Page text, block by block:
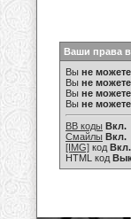
Ваши права в
Вы не можете
Вы не можете
Вы не можете
Вы не можете
BB коды Вкл.
Смайлы Вкл.
[IMG] код Вкл.
HTML код